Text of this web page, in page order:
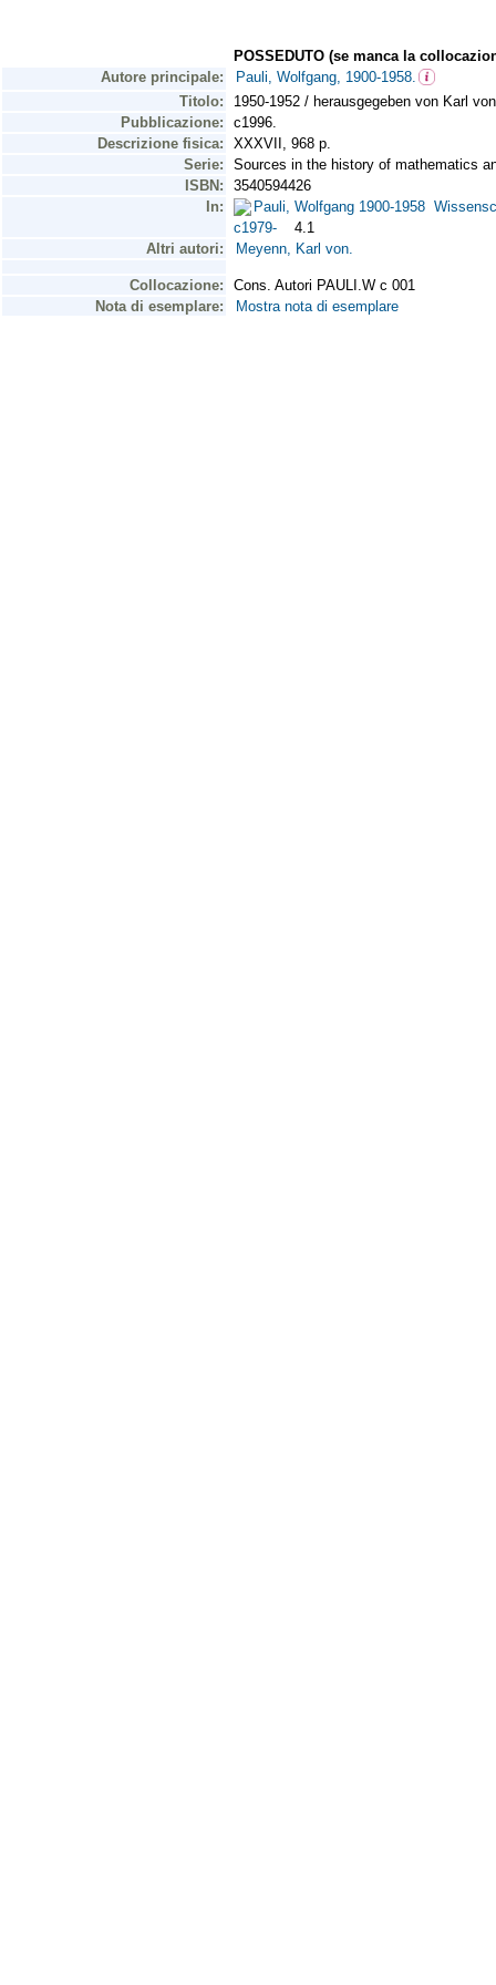
POSSEDUTO (se manca la
Autore principale:
Pauli, Wolfgang, 1900-1958.
Titolo:
1950-1952 / herausgegeben von Karl
Pubblicazione:
c1996.
Descrizione fisica:
XXXVII, 968 p.
Serie:
Sources in the history of mathematics
ISBN:
3540594426
In:
Pauli, Wolfgang 1900-1958
c1979-
4.1
Altri autori:
Meyenn, Karl von.
Collocazione:
Cons. Autori PAULI.W c 001
Nota di esemplare:
Mostra nota di esemplare